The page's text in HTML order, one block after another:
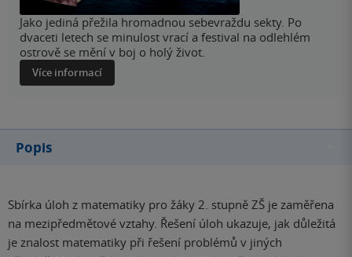
Jako jediná přežila hromadnou sebevraždu sekty. Po
dvaceti letech se minulost vrací a festival na odlehlém
ostrově se mění v boj o holý život.
Více informací
Popis
Sbírka úloh z matematiky pro žáky 2. stupně ZŠ je zaměřena
na mezipředmětové vztahy. Řešení úloh ukazuje, jak důležitá
je znalost matematiky při řešení problémů v jiných